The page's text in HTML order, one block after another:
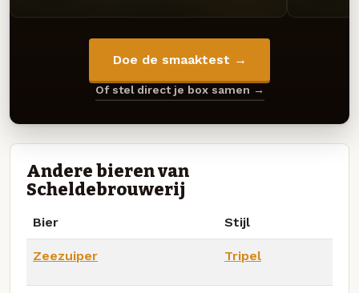
Doe de smaaktest →
Of stel direct je box samen →
Andere bieren van
Scheldebrouwerij
Bier Stijl
Zeezuiper Tripel